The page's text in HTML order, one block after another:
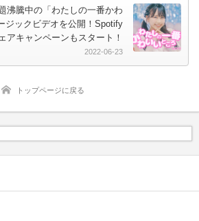
沸騰中の「わたしの一番かわ
ジックビデオを公開！Spotify
アキャンペーンもスタート！
2022-06-23
トップページに戻る